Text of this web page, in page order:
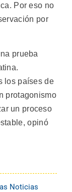
Por eso no
por
prueba
los países de
protagonismo
un proceso
opinó
Noticias